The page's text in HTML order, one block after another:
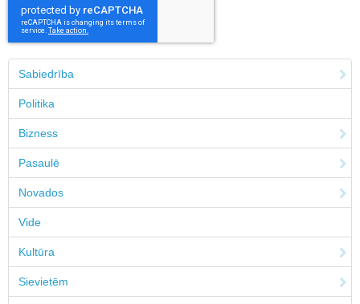
Sabiedrība
Politika
Bizness
Pasaulē
Novados
Vide
Kultūra
Sievietēm